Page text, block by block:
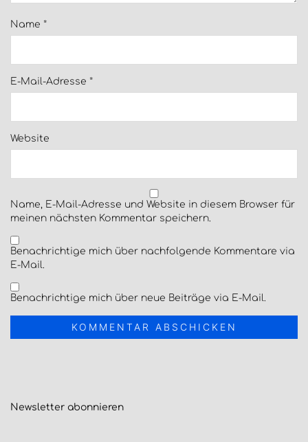
Name *
E-Mail-Adresse *
Website
Name, E-Mail-Adresse und Website in diesem Browser für
meinen nächsten Kommentar speichern.
Benachrichtige mich über nachfolgende Kommentare via
E-Mail.
Benachrichtige mich über neue Beiträge via E-Mail.
Newsletter abonnieren